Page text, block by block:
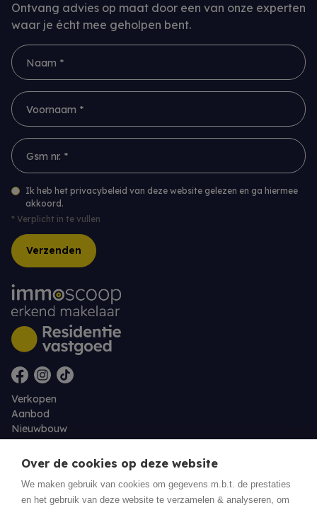
Ontvang advies op maat door een van onze experten
waar je écht mee geholpen bent.
Naam *
Voornaam *
Gsm nr. *
Ik heb het privacybeleid van deze website gelezen en ga hiermee
akkoord.
* Verplicht in te vullen
Verzenden
Verkopen
Aanbod
Nieuwbouw
Over ons
Contact
Eigenaarslogin
Over de cookies op deze website
We maken gebruik van cookies om gegevens m.b.t. de prestaties
en het gebruik van deze website te verzamelen & analyseren, om